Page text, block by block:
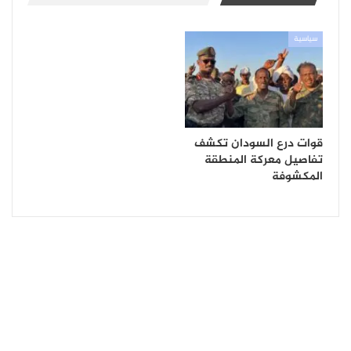
سياسية
قوات درع السودان تكشف
تفاصيل معركة المنطقة
المكشوفة